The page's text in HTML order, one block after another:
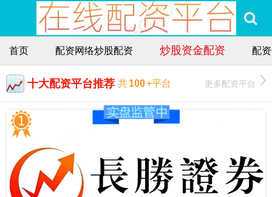
首页 配资网络炒股配资 炒股资金配资 配
十大配资平台推荐 共100+平台 更多配资平台